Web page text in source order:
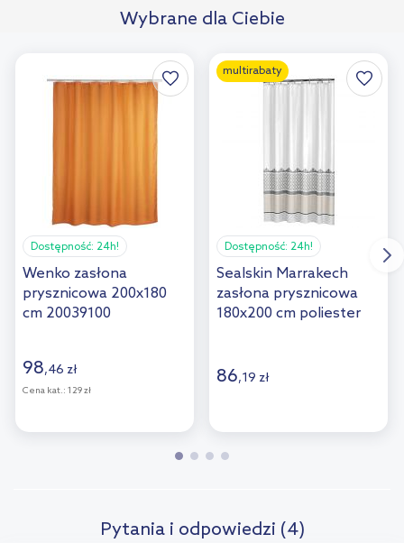
Wybrane dla Ciebie
Dostępność: 24h!
Wenko zasłona
prysznicowa 200x180
cm 20039100
98,46 zł
Cena kat.: 129 zł
multirabaty
Dostępność: 24h!
Sealskin Marrakech
zasłona prysznicowa
180x200 cm poliester
86,19 zł
Pytania i odpowiedzi (4)